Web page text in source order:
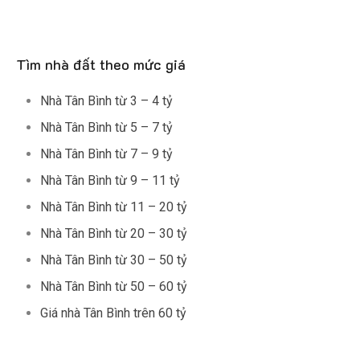
Tìm nhà đất theo mức giá
Nhà Tân Bình từ 3 – 4 tỷ
Nhà Tân Bình từ 5 – 7 tỷ
Nhà Tân Bình từ 7 – 9 tỷ
Nhà Tân Bình từ 9 – 11 tỷ
Nhà Tân Bình từ 11 – 20 tỷ
Nhà Tân Bình từ 20 – 30 tỷ
Nhà Tân Bình từ 30 – 50 tỷ
Nhà Tân Bình từ 50 – 60 tỷ
Giá nhà Tân Bình trên 60 tỷ